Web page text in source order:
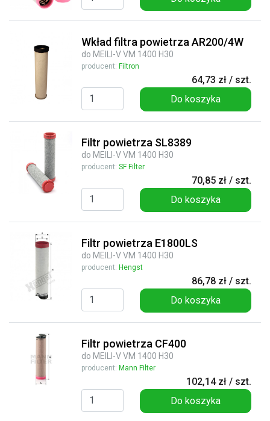
Wkład filtra powietrza AR200/4W
do MEILI-V VM 1400 H30
producent: Filtron
64,73 zł / szt.
Do koszyka
Filtr powietrza SL8389
do MEILI-V VM 1400 H30
producent: SF Filter
70,85 zł / szt.
Do koszyka
Filtr powietrza E1800LS
do MEILI-V VM 1400 H30
producent: Hengst
86,78 zł / szt.
Do koszyka
Filtr powietrza CF400
do MEILI-V VM 1400 H30
producent: Mann Filter
102,14 zł / szt.
Do koszyka